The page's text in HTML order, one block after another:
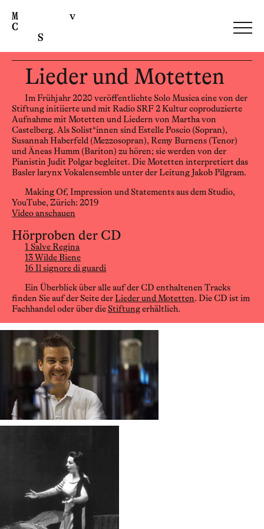
Lieder und Motetten
Im Frühjahr 2020 veröffentlichte Solo Musica eine von der
Stiftung initiierte und mit Radio SRF 2 Kultur coproduzierte
Aufnahme mit Motetten und Liedern von Martha von
Castelberg. Als Solist*innen sind Estelle Poscio (Sopran),
Susannah Haberfeld (Mezzosopran), Remy Burnens (Tenor)
und Äneas Humm (Bariton) zu hören; sie werden von der
Pianistin Judit Polgar begleitet. Die Motetten interpretiert das
Basler larynx Vokalensemble unter der Leitung Jakob Pilgram.
Making Of, Impression und Statements aus dem Studio,
YouTube, Zürich: 2019
Video anschauen
Hörproben der CD
1 Salve Regina
13 Wilde Biene
16 Il signore di guardi
Ein Überblick über alle auf der CD enthaltenen Tracks
finden Sie auf der Seite derLieder und Motetten. Die CD ist im
Fachhandel oder über dieStiftungerhältlich.